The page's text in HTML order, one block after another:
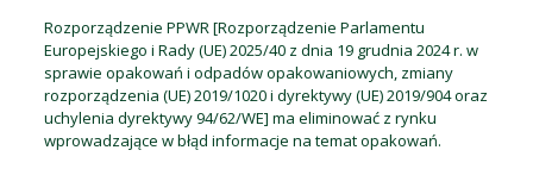
Rozporządzenie PPWR [Rozporządzenie Parlamentu
Europejskiego i Rady (UE) 2025/40 z dnia 19 grudnia 2024 r. w
sprawie opakowań i odpadów opakowaniowych, zmiany
rozporządzenia (UE) 2019/1020 i dyrektywy (UE) 2019/904 oraz
uchylenia dyrektywy 94/62/WE] ma eliminować z rynku
wprowadzające w błąd informacje na temat opakowań.